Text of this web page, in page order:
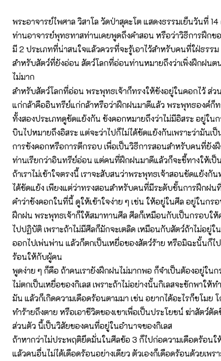
พระอาจารย์ไพศาล วิสาโล วัดป่าสุคะโต แสดงธรรมเย็นวันที่
ท่านอาจารย์พุทธทาสท่านเคยพูดถึงคำสอน หรือว่าวิธีการฝึกข
มี 2 ประเภทที่น่าสนใจแล้วควรที่จะรู้เอาไว้สำหรับคนที่ใฝ่ธรร
สำหรับสัตว์ที่ยังอ่อน สัตว์โลกที่อ่อนท่านหมายถึงว่าเพิ่งฝึกฝนต
ไม่มาก
สำหรับสัตว์โลกที่อ่อน พระพุทธเจ้าก็ทรงให้ขังอยู่ในคอกไว้ ส่ว
แก่กล้าคืออินทรีย์แก่กล้าหรือว่าฝึกฝนมาดีแล้ว พระพุทธองค์ก็
ทั้งสองประเภทดูขัดแย้งกัน ขังคอกหมายถึงว่าไม่มีอิสระ อยู่ใน
บินไปหมายถึงอิสระ แต่จะว่าไปก็ไม่ได้ขัดแย้งกันเพราะว่ามันเ
การขังคอกหรือการตีกรอบ เพื่อเป็นวิธีการสอนสำหรับคนที่ยัง
ท่านเรียกว่าอินทรีย์อ่อน แต่คนที่ฝึกฝนมาดีแล้วก็จะชี้ทางให้เป็
ถ้าเราไม่เข้าใจตรงนี้ เราจะสับสนว่าพระพุทธเจ้าสอนขัดแย้งกั
ได้ขัดแย้ง เพียงแต่ว่าทรงสอนสำหรับคนที่มีระดับขั้นการฝึกฝน
คำว่าขังคอกในที่นี้ ดูให้เข้าใจง่าย ๆ เช่น ให้อยู่ในศีล อยู่ในกรอ
ฝึกฝน พระพุทธเจ้าก็ให้สมาทานศีล ศีลก็เหมือนกับเป็นกรอบใ
ไปปฏิบัติ เพราะถ้าไม่มีศีลก็มักจะเตลิด เหมือนกับสัตว์ถ้าไม่อยู่ใ
ออกไปเพ่นพ่าน แล้วก็ตกเป็นเหยื่อของสัตว์ร้าย หรือมิฉะนั้นก็ไ
ร้อนให้กับผู้คน
พูดง่าย ๆ ก็คือ ถ้าคนเรายังฝึกฝนไม่มากพอ ก็จำเป็นต้องอยู่ใน
ไม่ตกเป็นเหยื่อของกิเลส เพราะถ้าไม่อย่างนั้นกิเลสจะชักพาให้
มัน แล้วก็เกิดความเดือดร้อนตามมา เช่น อยากได้อะไรก็ขโมย
ทำร้ายถึงตาย หรือเอาชีวิตของเขาเพื่อเป็นประโยชน์ ฆ่าสัตว์ตั
ส่วนตัว นี้เป็นวิสัยของคนที่อยู่ในอำนาจของกิเลส
ถ้าหากว่าไม่ประพฤติยึดมั่นในศีลข้อ 3 ก็ไปก่อความเดือดร้อน
แล้วคนอื่นไม่ได้เดือดร้อนอย่างเดียว ตัวเองก็เดือดร้อนด้วยเพร